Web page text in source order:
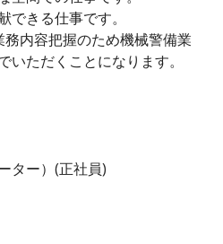
きる仕事です。
内容把握のため機械警備業
ただくことになります。
ター）(正社員)